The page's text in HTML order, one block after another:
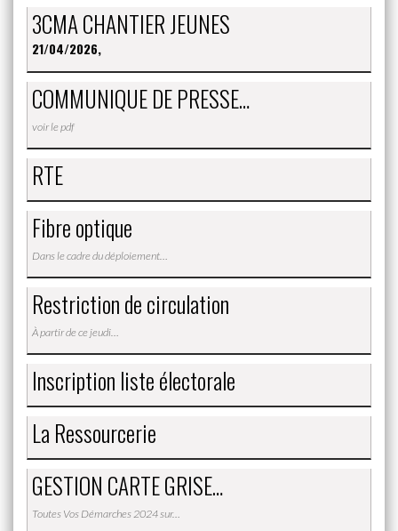
3CMA CHANTIER JEUNES
21/04/2026,
COMMUNIQUE DE PRESSE…
voir le pdf
RTE
Fibre optique
Dans le cadre du déploiement…
Restriction de circulation
À partir de ce jeudi…
Inscription liste électorale
La Ressourcerie
GESTION CARTE GRISE…
Toutes Vos Démarches 2024 sur…